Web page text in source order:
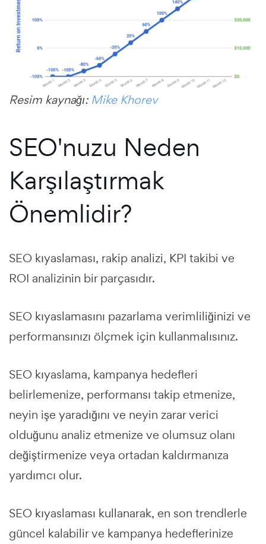
Resim kaynağı: Mike Khorev
SEO'nuzu Neden
Karşılaştırmak
Önemlidir?
SEO kıyaslaması, rakip analizi, KPI takibi ve
ROI analizinin bir parçasıdır.
SEO kıyaslamasını pazarlama verimliliğinizi ve
performansınızı ölçmek için kullanmalısınız.
SEO kıyaslama, kampanya hedefleri
belirlemenize, performansı takip etmenize,
neyin işe yaradığını ve neyin zarar verici
olduğunu analiz etmenize ve olumsuz olanı
değiştirmenize veya ortadan kaldırmanıza
yardımcı olur.
SEO kıyaslaması kullanarak, en son trendlerle
güncel kalabilir ve kampanya hedeflerinize